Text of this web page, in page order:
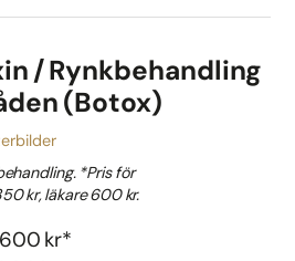
/ Rynkbehandling
(Botox)
*Pris för
kr, läkare 600 kr.
kr*